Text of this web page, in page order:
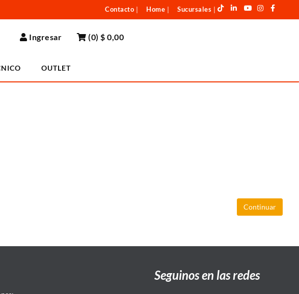
Contacto Home Sucursales
Ingresar (0)$ 0,00
OUTLET
Continuar
Seguinos en las redes